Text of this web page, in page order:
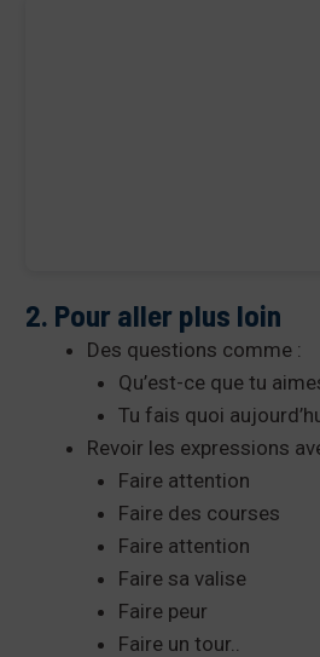
2. Pour aller plus loin
Des questions comme :
Qu’est-ce que tu
Tu fais quoi
Revoir les expressions
Faire attention
Faire des courses
Faire attention
Faire sa valise
Faire peur
Faire un tour..